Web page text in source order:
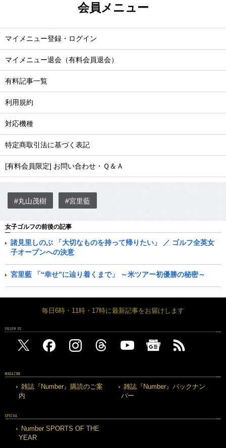
会員メニュー
マイメニュー登録・ログイン
マイメニュー退会（有料会員退会）
有料記事一覧
利用規約
対応機種
特定商取引法に基づく表記
[有料会員限定] お問い合わせ・Ｑ＆Ａ
#丸山茂樹 #宮里藍
女子ゴルフの前後の記事
諸見里しのぶ 「大切なものを持って帰りたい」 ／ ゴルフ全英女
子オープンへの決意
宮里藍 「“幸せ”に辿り着くまで」 ～米ツアー初優勝の秘密～
毎日6時・11時・17時に最新記事をお届けします
FOLLOW US
MAGAZINE
雑誌『Number』購読のご案
内
雑誌『Number』バックナン
バー
SPECIAL
Number SPORTS OF THE
YEAR